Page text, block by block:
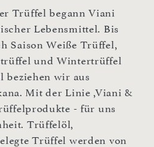
Trüffel begann Viani
Lebensmittel. Bis
Saison Weiße Trüffel,
und Wintertrüffel
beziehen wir aus
Mit der Linie ,Viani &
- für uns
Trüffelöl,
Trüffel werden von